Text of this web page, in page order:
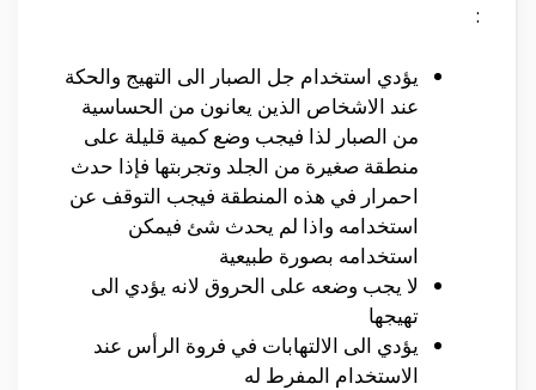
:
يؤدي استخدام جل الصبار الى التهيج والحكة
عند الاشخاص الذين يعانون من الحساسية
من الصبار لذا فيجب وضع كمية قليلة على
منطقة صغيرة من الجلد وتجربتها فإذا حدث
احمرار في هذه المنطقة فيجب التوقف عن
استخدامه واذا لم يحدث شئ فيمكن
استخدامه بصورة طبيعية
لا يجب وضعه على الحروق لانه يؤدي الى
تهيجها
يؤدي الى الالتهابات في فروة الرأس عند
الاستخدام المفرط له